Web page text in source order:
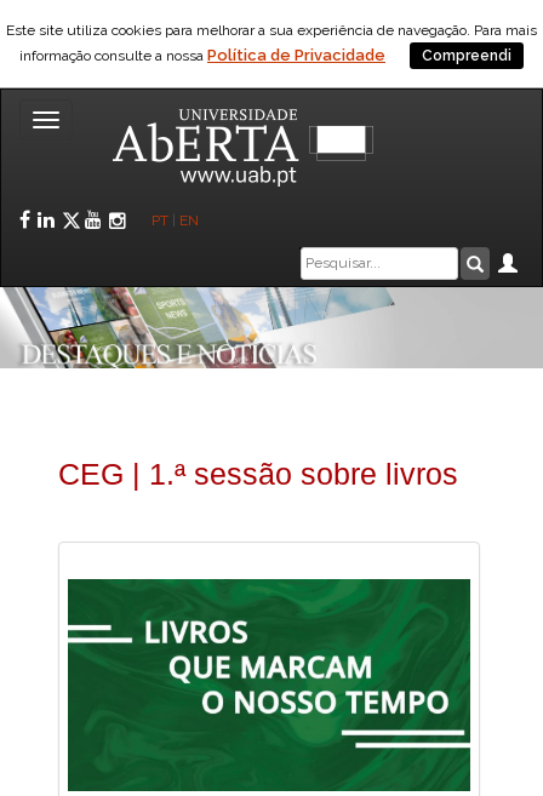
Este site utiliza cookies para melhorar a sua experiência de navegação. Para mais
informação consulte a nossa Política de Privacidade Compreendi
Toggle
Facebook
LinkedIn
Twitter
YouTube
Instagram
PT EN
Caixa
de
pesquisa
CEG | 1.ª sessão sobre livros